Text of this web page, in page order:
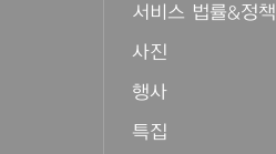
서비스 법률&정책
사진
행사
특집